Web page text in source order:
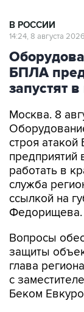
В РОССИИ
14:24, 8 августа 2026
БПЛА
запустят
Москва. 8
строя
предприятий
работать в
служба
ссылкой на
Федорищева.
Вопросы
защиты
глава
с
Беком